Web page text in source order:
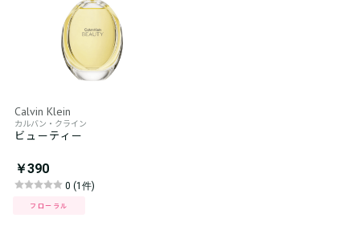
Calvin Klein
カルバン・クライン
ビューティー
￥390
0 (1件)
フローラル